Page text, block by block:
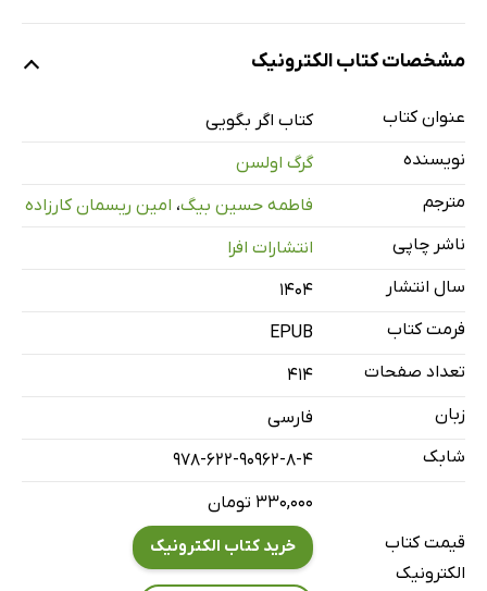
بخش یک: مادر - شلی
بخش سه: بهترین دوست - کتی
بخش چهار: شوهر - دیو
بخش پنج: سپر بلا - ران
بخش شش: شانس - مک
بخش هفت: حقیقت - شین
قدردانی نویسنده
درباره‌ی نویسنده
مشخصات کتاب الکترونیک
عنوان کتاب
کتاب اگر بگویی
نویسنده
گرگ اولسن
مترجم
فاطمه حسین بیگ، امین ریسمان کارزاده
ناشر چاپی
انتشارات افرا
سال انتشار
۱۴۰۴
فرمت کتاب
EPUB
تعداد صفحات
414
زبان
فارسی
شابک
978-622-90962-8-4
قیمت کتاب
الکترونیک
۳۳۰,۰۰۰ تومان
خرید کتاب الکترونیک